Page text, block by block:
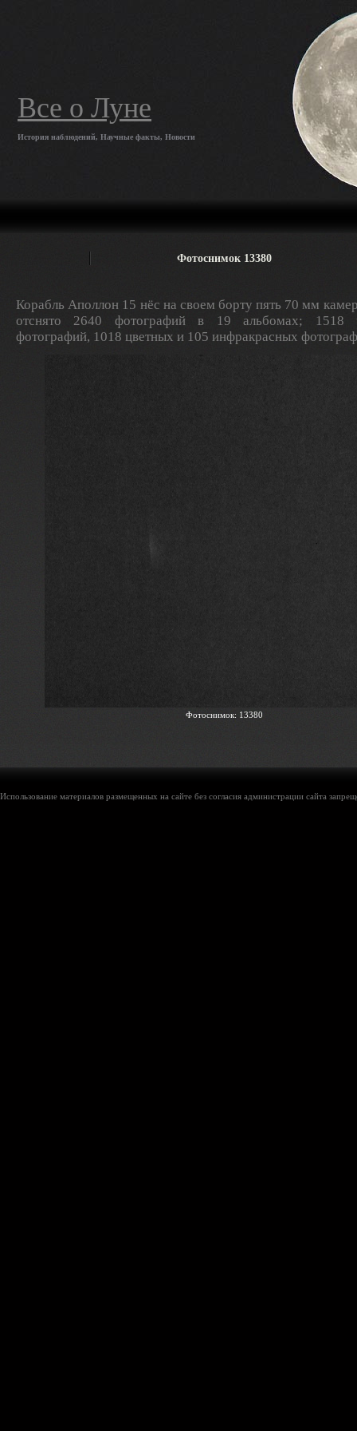
Все о Луне
История наблюдений, Научные факты, Новости
Фотоснимок 13380
Корабль Аполлон 15 нёс на своем борту пять 70 мм
отснято 2640 фотографий в 19 альбомах; 1518
фотографий, 1018 цветных и 105 инфракрасных
Фотоснимок: 13380
Использование материалов размещенных на сайте без согласия администрации сайта